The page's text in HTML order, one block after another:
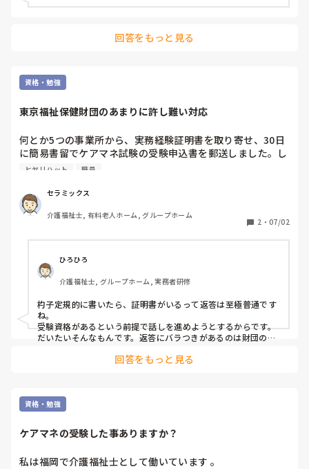
回答をもっと見る
資格・勉強
東京福祉保健財団のあまりに許し難い対応
何とか5つの事業所から、実務経験証明書を取り寄せ、30日
に簡易書留でケアマネ試験の受験申込書を郵送しました。し
かし、この間の財団の対応がひど過ぎると感じました。
①カイテクを介して勤務した実務経験証明書作成の説明が、
受験要項に記載されておらず、問い合わせても職員でバラバ
ラな回答
→この結果、カイテクを介して実務経験証明書を作成依頼し
ていた事業所からは、三者三様の異なる記入の仕方で証明書
が出来上がってしまった。A事業所が財団に問い合わせた
ら、1枚の用紙に1ヵ月分且つその月の何日に勤務したか記載
せよ。B事業所が財団に確認した、証明書1枚と別紙（同一
期間・複数勤務）の様式の計2枚を提出せよ。問い合わせを
しなかったC事業所は証明書に通算勤務日数を記入して1枚
で作成。
受験要項を見ても、財団職員に問い合わせても、正しい実務
②実務経験証明書が30日までに間に合わなかったら、受験申
し込みは無効か？
B事業所が何らかの事故で郵送物が30日迄に、受験申し込み
者に届かなかった場合、受験できないのかと財団に問い合わ
ヒヤリハット 職員
セラミックス
介護福祉士, 有料老人ホーム, グループホーム
2 ・ 07/02
ひろひろ
介護福祉士, グループホーム, 実務者研修
杓子定規的に書いたら、証明書がいるって返答は至極普通です
ね。
受験資格があるという前提で話しを進めようとするからです。
だいたいそんなもんです。返答にバラつきがあるのは財団の課
回答をもっと見る
資格・勉強
ケアマネの受験した事ありますか？
私は福岡で介護福祉士として働いています 。